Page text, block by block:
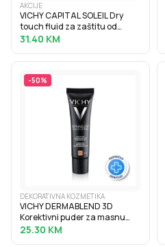
AKCIJE
VICHY CAPITAL SOLEIL Dry
touch fluid za zaštitu od
sunca protiv masnoga sjaja
31.40 KM
-50%
DEKORATIVNA KOZMETIKA
VICHY DERMABLEND 3D
Korektivni puder za masnu
kožu sklonu aknama s visokim
25.30 KM